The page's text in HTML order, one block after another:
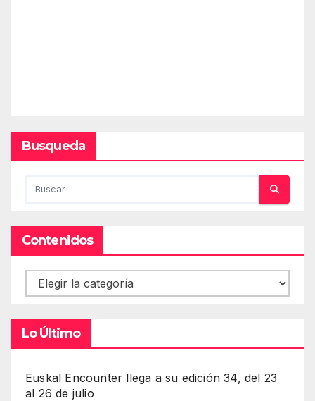
Busqueda
Contenidos
Contenidos
Lo Último
Euskal Encounter llega a su edición 34, del 23
al 26 de julio